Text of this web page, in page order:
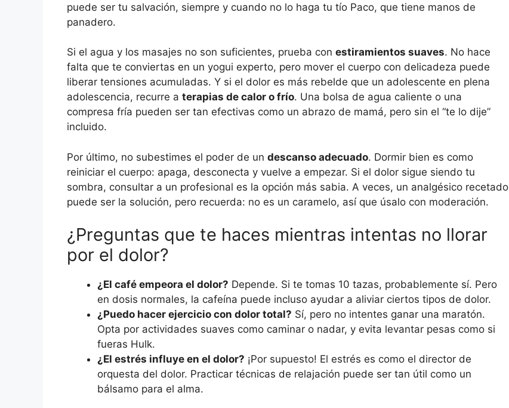
puede ser tu salvación, siempre y cuando no lo haga tu tío Paco, que tiene manos de
panadero.
Si el agua y los masajes no son suficientes, prueba con estiramientos suaves. No hace
falta que te conviertas en un yogui experto, pero mover el cuerpo con delicadeza puede
liberar tensiones acumuladas. Y si el dolor es más rebelde que un adolescente en plena
adolescencia, recurre a terapias de calor o frío. Una bolsa de agua caliente o una
compresa fría pueden ser tan efectivas como un abrazo de mamá, pero sin el “te lo dije”
incluido.
Por último, no subestimes el poder de un descanso adecuado. Dormir bien es como
reiniciar el cuerpo: apaga, desconecta y vuelve a empezar. Si el dolor sigue siendo tu
sombra, consultar a un profesional es la opción más sabia. A veces, un analgésico recetado
puede ser la solución, pero recuerda: no es un caramelo, así que úsalo con moderación.
¿Preguntas que te haces mientras intentas no llorar
por el dolor?
¿El café empeora el dolor? Depende. Si te tomas 10 tazas, probablemente sí. Pero
en dosis normales, la cafeína puede incluso ayudar a aliviar ciertos tipos de dolor.
¿Puedo hacer ejercicio con dolor total? Sí, pero no intentes ganar una maratón.
Opta por actividades suaves como caminar o nadar, y evita levantar pesas como si
fueras Hulk.
¿El estrés influye en el dolor? ¡Por supuesto! El estrés es como el director de
orquesta del dolor. Practicar técnicas de relajación puede ser tan útil como un
bálsamo para el alma.